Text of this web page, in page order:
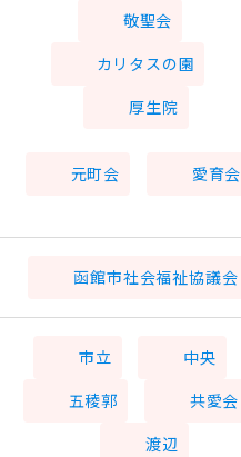
敬聖会
カリタスの園
厚生院
元町会 愛育会
函館市社会福祉協議会
市立
中央
五稜郭
共愛会
渡辺